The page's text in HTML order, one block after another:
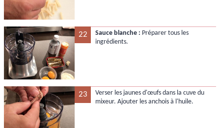
22 Sauce blanche : Préparer tous les
ingrédients.
23
Verser les jaunes d'œufs dans la cuve du
mixeur. Ajouter les anchois à l'huile.